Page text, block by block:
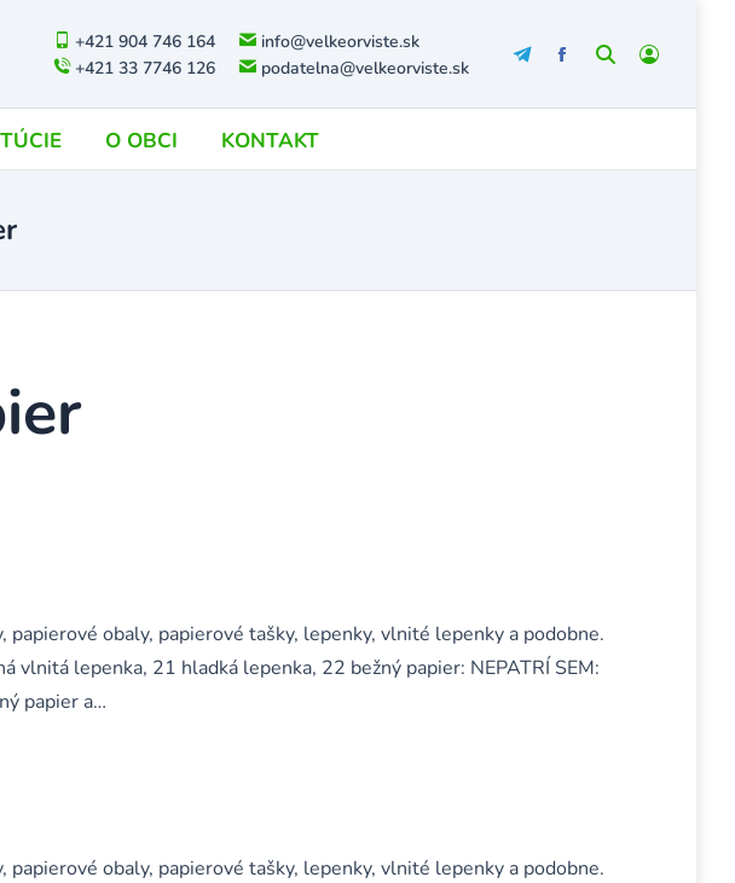
+421 904 746 164
+421 33 7746 126
info@velkeorviste.sk
podatelna@velkeorviste.sk
Search:
O OBCI KONTAKT
obaly, papierové tašky, lepenky, vlnité lepenky a podobne.
lepenka, 21 hladká lepenka, 22 bežný papier: NEPATRÍ SEM:
papier a…
obaly, papierové tašky, lepenky, vlnité lepenky a podobne.